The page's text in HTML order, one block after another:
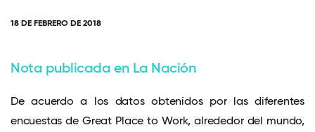
18 DE FEBRERO DE 2018
Nota publicada en La Nación
De acuerdo a los datos obtenidos por las diferentes
encuestas de Great Place to Work, alrededor del mundo,